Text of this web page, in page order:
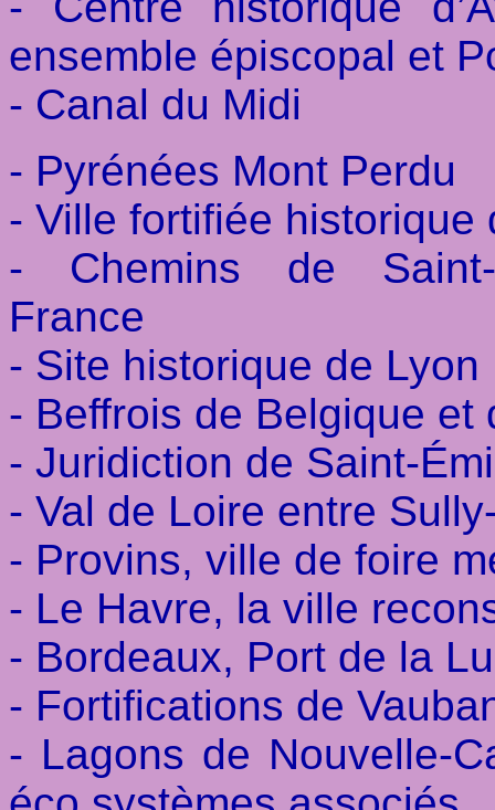
ensemble épiscopal et
- Canal du Midi
- Pyrénées Mont Perdu
- Ville fortifiée historique
- Chemins de Saint-
France
- Site historique de Lyon
- Beffrois de Belgique et
- Juridiction de Saint-
- Val de Loire entre
- Provins, ville de foire
- Le Havre, la ville
- Bordeaux, Port de la
- Fortifications de
- Lagons de Nouvelle-